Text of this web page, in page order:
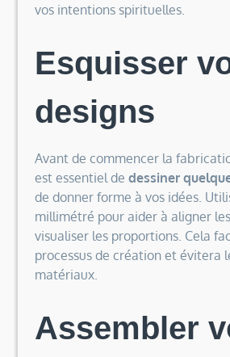
vos intentions spirituelles.
Esquisser
designs
Avant de commencer la
est essentiel de dessiner
de donner forme à vos idées.
millimétré pour aider à aligner
visualiser les proportions. Cela
processus de création et évitera
matériaux.
Assembler